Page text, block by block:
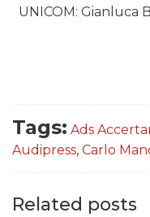
UNICOM: Gianluca
Tags: Ads
Audipress, Carlo
Related posts